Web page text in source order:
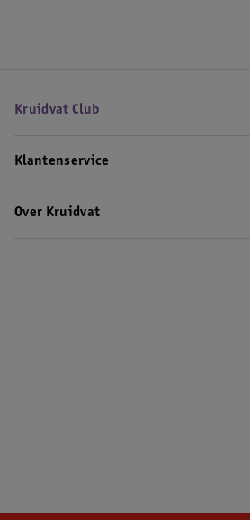
Kruidvat Club
Klantenservice
Over Kruidvat